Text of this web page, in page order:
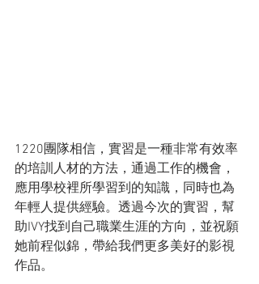
1220團隊相信，實習是一種非常有效率
的培訓人材的方法，通過工作的機會，
應用學校裡所學習到的知識，同時也為
年輕人提供經驗。透過今次的實習，幫
助IVY找到自己職業生涯的方向，並祝願
她前程似錦，帶給我們更多美好的影視
作品。